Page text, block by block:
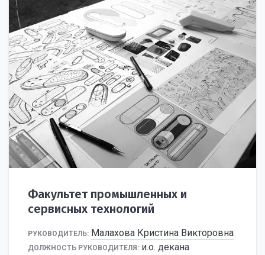
Факультет промышленных и
сервисных технологий
РУКОВОДИТЕЛЬ: Малахова Кристина Викторовна
ДОЛЖНОСТЬ РУКОВОДИТЕЛЯ: и.о. декана